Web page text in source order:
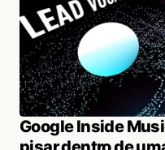
Google Inside